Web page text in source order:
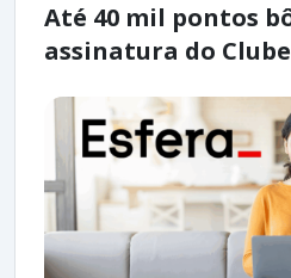
Até 40 mil pontos
assinatura do